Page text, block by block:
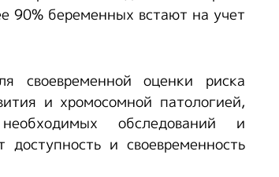
90% беременных встают на учет
своевременной оценки риска
и хромосомной патологией,
обследований и
и своевременность